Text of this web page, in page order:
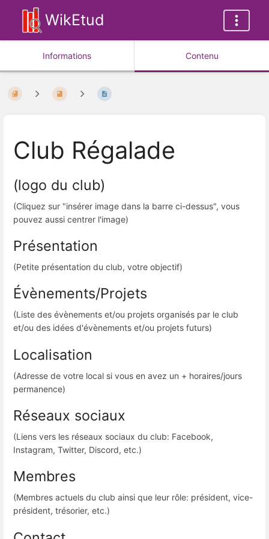
WikEtud
Informations Contenu
Club Régalade
(logo du club)
(Cliquez sur "insérer image dans la barre ci-dessus", vous
pouvez aussi centrer l'image)
Présentation
(Petite présentation du club, votre objectif)
Évènements/Projets
(Liste des évènements et/ou projets organisés par le club
et/ou des idées d'évènements et/ou projets futurs)
Localisation
(Adresse de votre local si vous en avez un + horaires/jours
permanence)
Réseaux sociaux
(Liens vers les réseaux sociaux du club: Facebook,
Instagram, Twitter, Discord, etc.)
Membres
(Membres actuels du club ainsi que leur rôle: président, vice-
président, trésorier, etc.)